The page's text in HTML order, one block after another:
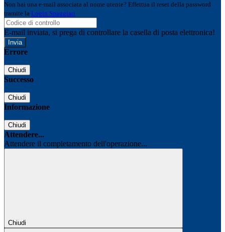
Non hai una e-mail associata al nome utente? Effettua il reset della password
tramite la Login Spaggiari
E-mail inviata, si prega di controllare la casella di posta elettronica!
Errore
Chiudi
Successo
Chiudi
Informazione
Chiudi
Attendere...
Attendere il completamento dell'operazione...
Chiudi